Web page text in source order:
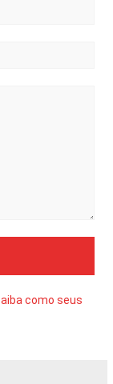
como seus